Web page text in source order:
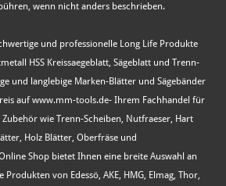
wenn nicht anders beschrieben.
und professionelle Long Life Produkte
HSS Kreissaegeblatt, Sägeblatt und Trenn-
und langlebige Marken-Blätter und Sägebänder
auf www.mm-tools.de- Ihrem Fachhandel für
Zubehör wie Trenn-Scheiben, Nutfraeser, Hart
Holz Blätter, Oberfräse und
Shop bietet Ihnen eine breite Auswahl an
Produkten von Edessö, AKE, HMG, Elmag, Thor,